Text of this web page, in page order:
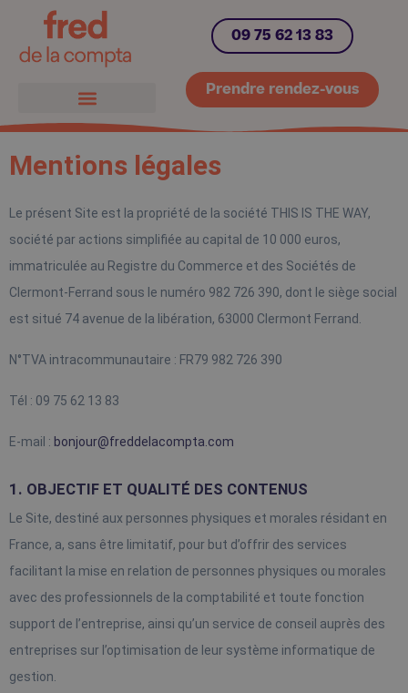
09 75 62 13 83
Prendre rendez-vous
Mentions légales
Le présent Site est la propriété de la société THIS IS THE WAY,
société par actions simplifiée au capital de 10 000 euros,
immatriculée au Registre du Commerce et des Sociétés de
Clermont-Ferrand sous le numéro 982 726 390, dont le siège social
est situé 74 avenue de la libération, 63000 Clermont Ferrand.
N°TVA intracommunautaire : FR79 982 726 390
Tél : 09 75 62 13 83
E-mail : bonjour@freddelacompta.com
1. OBJECTIF ET QUALITÉ DES CONTENUS
Le Site, destiné aux personnes physiques et morales résidant en
France, a, sans être limitatif, pour but d’offrir des services
facilitant la mise en relation de personnes physiques ou morales
avec des professionnels de la comptabilité et toute fonction
support de l’entreprise, ainsi qu’un service de conseil auprès des
entreprises sur l’optimisation de leur système informatique de
gestion.